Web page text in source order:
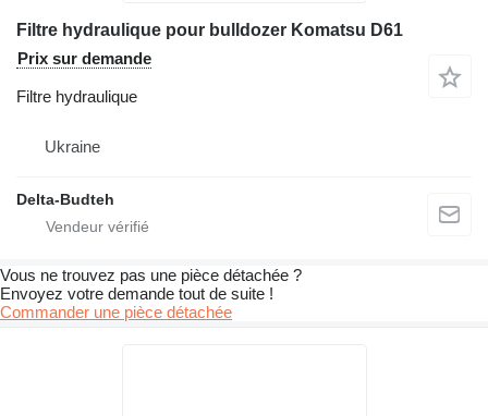
Filtre hydraulique pour bulldozer Komatsu D61
Prix sur demande
Filtre hydraulique
Ukraine
Delta-Budteh
Vous ne trouvez pas une pièce détachée ?
Envoyez votre demande tout de suite !
Commander une pièce détachée